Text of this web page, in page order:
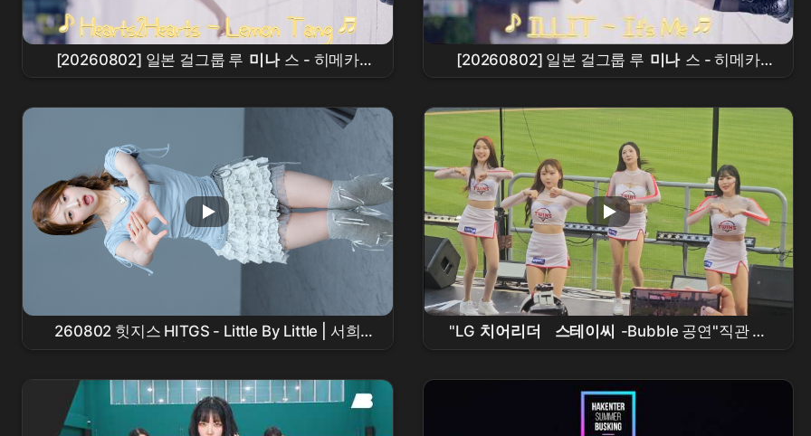
[20260802] 일본 걸그룹 루 미나 스 - 히메카
(LUMINOUS - HIMEKA) ♪ Hearts2Hearts -
[20260802] 일본 걸그룹 루 미나 스 - 히메카
(LUMINOUS - HIMEKA) ♪ ILLIT - It's Me ♬ 신
260802 힛지스 HITGS - Little By Little | 서희
SEOHEE 세로 직캠 | 애플뮤직 팬사인회 [KPOP
"LG 치어리더 스테이씨 -Bubble 공연"직관 무
대